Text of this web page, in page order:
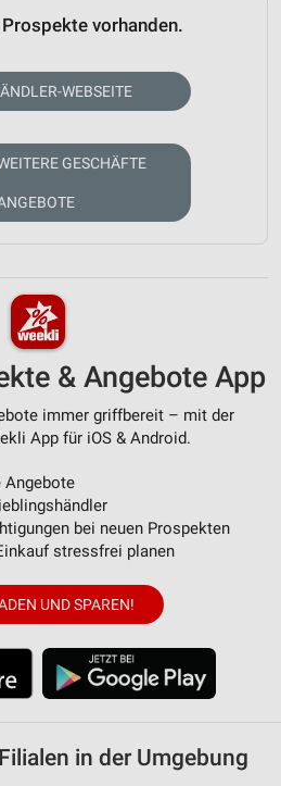
vorhanden.
WEBSEITE
GESCHÄFTE
& Angebote App
immer griffbereit – mit der
App für iOS & Android.
Angebote
bei neuen Prospekten
stressfrei planen
UND SPAREN!
in der Umgebung